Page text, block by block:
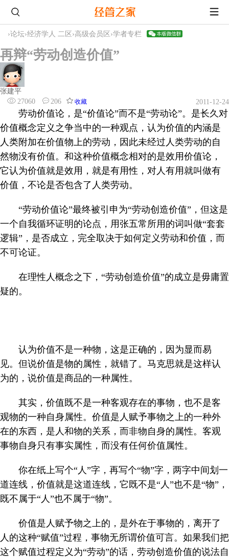
›论坛›经济学人 二区 ›高级会员区 ›学者专栏
再辩“劳动创造价值”
张建平
27060
206 收藏 2011-12-24
劳动价值论，是“价值论”而不是“劳动论”。是长久对
价值概念定义之争当中的一种观点，认为价值的内涵是
人类附加在价值物上的劳动，因此未经过人类劳动的自
然物没有价值。和这种价值概念相对的是效用价值论，
它认为价值就是效用，就是有用性，对人有用就叫做有
价值，不论是否包含了人类劳动。
“劳动价值论”最终被引申为“劳动创造价值”，但这是
一个自我循环证明的论点，用张五常所用的词叫做“套套
逻辑”，是否成立，完全取决于如何定义劳动和价值，而
不可论证。
在理性人概念之下，“劳动创造价值”的成立是毋庸置
疑的。
认为价值不是一种物，这是正确的，因为显而易
见。但说价值是物的属性，就错了。马克思就是这样认
为的，说价值是商品的一种属性。
其实，价值既不是一种客观存在的事物，也不是客
观物的一种自身属性。价值是人赋予事物之上的一种外
在的东西，是人和物的关系，而非物自身的属性。客观
事物自身只有事实属性，而没有任何价值属性。
你在纸上写个“人”字，再写个“物”字，两字中间划一
道连线，价值就是这道连线，它既不是“人”也不是“物”，
既不属于“人”也不属于“物”。
价值是人赋予物之上的，是外在于事物的，离开了
人的这种“赋值”过程，事物无所谓价值可言。如果我们把
这个赋值过程定义为“劳动”的话，劳动创造价值的说法自